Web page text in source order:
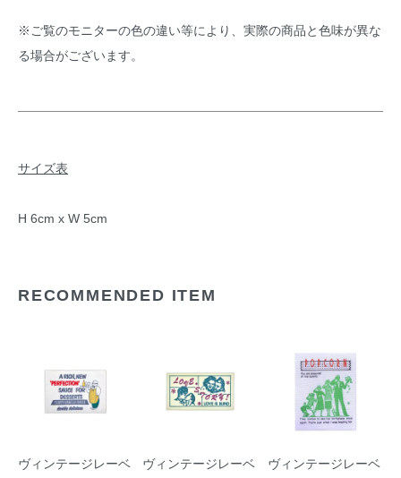
※ご覧のモニターの色の違い等により、実際の商品と色味が異な
る場合がございます。
サイズ表
H 6cm x W 5cm
RECOMMENDED ITEM
ヴィンテージレーベ
ヴィンテージレーベ
ヴィンテージレーベ